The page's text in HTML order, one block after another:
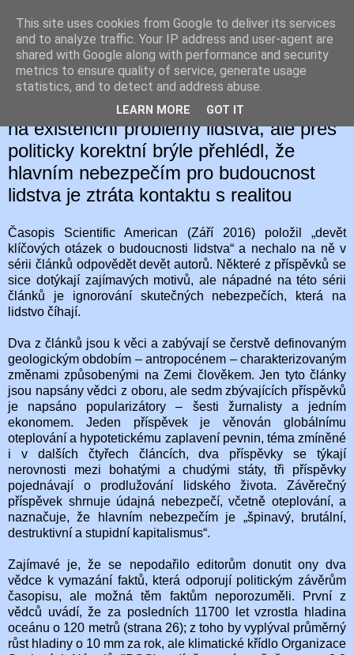
Hegaion Č
11. 9. 2016
Scientific American se pokusil podívat
na existenční problémy lidstva, ale přes
politicky korektní brýle přehlédl, že
hlavním nebezpečím pro budoucnost
lidstva je ztráta kontaktu s realitou
Časopis Scientific American (Září 2016) položil „devět
klíčových otázek o budoucnosti lidstva“ a nechalo na ně v
sérii článků odpovědět devět autorů. Některé z příspěvků se
sice dotýkají zajímavých motivů, ale nápadné na této sérii
článků je ignorování skutečných nebezpečích, která na
lidstvo číhají.
Dva z článků jsou k věci a zabývají se čerstvě definovaným
geologickým obdobím – antropocénem – charakterizovaným
změnami způsobenými na Zemi člověkem. Jen tyto články
jsou napsány vědci z oboru, ale sedm zbývajících příspěvků
je napsáno popularizátory – šesti žurnalisty a jedním
ekonomem. Jeden příspěvek je věnován globálnímu
oteplování a hypotetickému zaplavení pevnin, téma zmíněné
i v dalších čtyřech článcích, dva příspěvky se týkají
nerovnosti mezi bohatými a chudými státy, tři příspěvky
pojednávají o prodlužování lidského života. Závěrečný
příspěvek shrnuje údajná nebezpečí, včetně oteplování, a
naznačuje, že hlavním nebezpečím je „špinavý, brutální,
destruktivní a stupidní kapitalismus“.
Zajímavé je, že se nepodařilo editorům donutit ony dva
vědce k vymazání faktů, která odporují politickým závěrům
časopisu, ale možná těm faktům neporozuměli. První z
vědců uvádí, že za posledních 11700 let vzrostla hladina
oceánu o 120 metrů (strana 26); z toho by vyplýval průměrný
růst hladiny o 10 mm za rok, ale klimatické křídlo Organizace
This site uses cookies from Google to deliver its services
and to analyze traffic. Your IP address and user-agent are
shared with Google along with performance and security
metrics to ensure quality of service, generate usage
statistics, and to detect and address abuse.
LEARN MORE GOT IT